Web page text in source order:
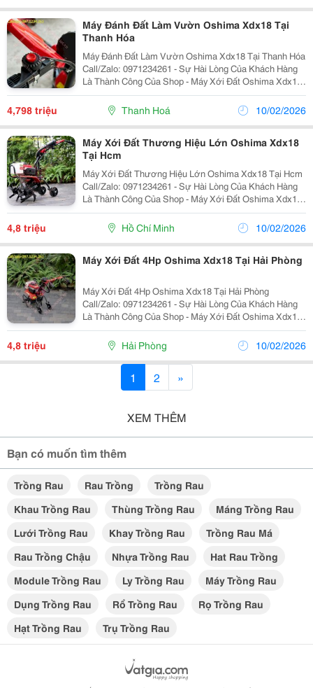
Máy Đánh Đất Làm Vườn Oshima Xdx18 Tại
Thanh Hóa
Máy Đánh Đất Làm Vườn Oshima Xdx18 Tại Thanh Hóa
Call/Zalo: 0971234261 - Sự Hài Lòng Của Khách Hàng
Là Thành Công Của Shop - Máy Xới Đất Oshima Xdx18
Được Sản Xuất Theo Công Nghệ Nhật Bản, Đáp Ứng
Nhu Cầu Làm Vườn, Xới Đất Trồng Rau, Trồng Hoa,...
4,798 triệu Thanh Hoá 10/02/2026
Máy Xới Đất Thương Hiệu Lớn Oshima Xdx18
Tại Hcm
Máy Xới Đất Thương Hiệu Lớn Oshima Xdx18 Tại Hcm
Call/Zalo: 0971234261 - Sự Hài Lòng Của Khách Hàng
Là Thành Công Của Shop - Máy Xới Đất Oshima Xdx18
Được Sản Xuất Theo Công Nghệ Nhật Bản, Đáp Ứng
Nhu Cầu Làm Vườn, Xới Đất Trồng Rau, Trồng Hoa,...
4,8 triệu Hồ Chí Minh 10/02/2026
Máy Xới Đất 4Hp Oshima Xdx18 Tại Hải Phòng
Máy Xới Đất 4Hp Oshima Xdx18 Tại Hải Phòng
Call/Zalo: 0971234261 - Sự Hài Lòng Của Khách Hàng
Là Thành Công Của Shop - Máy Xới Đất Oshima Xdx18
Được Sản Xuất Theo Công Nghệ Nhật Bản, Đáp Ứng
Nhu Cầu Làm Vườn, Xới Đất Trồng Rau, Trồng Hoa,
Hoặc...
4,8 triệu Hải Phòng 10/02/2026
1 2 »
XEM THÊM
Bạn có muốn tìm thêm
Trồng Rau Rau Trồng
Trồng Rau
Khau Trồng Rau
Thùng Trồng Rau
Máng Trồng Rau
Lưới Trồng Rau
Khay Trồng Rau
Trồng Rau Má
Rau Trồng Chậu
Nhựa Trồng Rau
Hat Rau Trồng
Module Trồng Rau
Ly Trồng Rau
Máy Trồng Rau
Dụng Trồng Rau
Rổ Trồng Rau
Rọ Trồng Rau
Hạt Trồng Rau
Trụ Trồng Rau